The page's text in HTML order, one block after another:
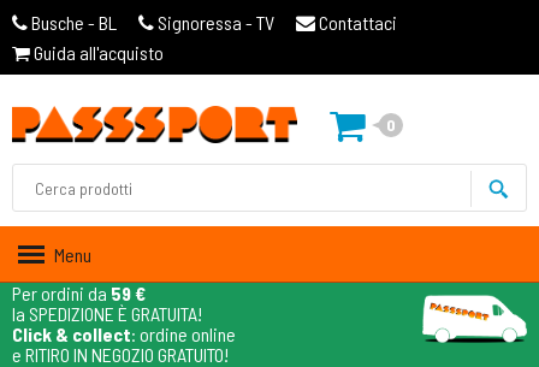
Busche - BL Signoressa - TV
Contattaci
Guida all'acquisto
0
Menu
Per ordini da 59 €
la SPEDIZIONE È GRATUITA!
Click & collect: ordine online
e RITIRO IN NEGOZIO GRATUITO!